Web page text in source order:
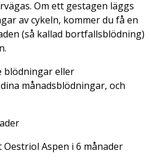
Om ett gestagen läggs
av cykeln, kommer du få en
(så kallad bortfallsblödning)
blödningar eller
månadsblödningar, och
Aspen i 6 månader